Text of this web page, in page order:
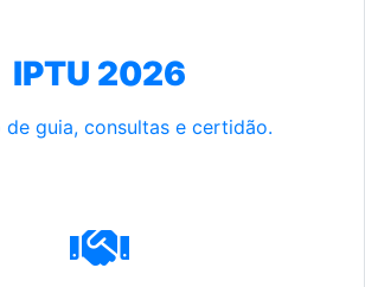
IPTU 2026
de guia, consultas e certidão.